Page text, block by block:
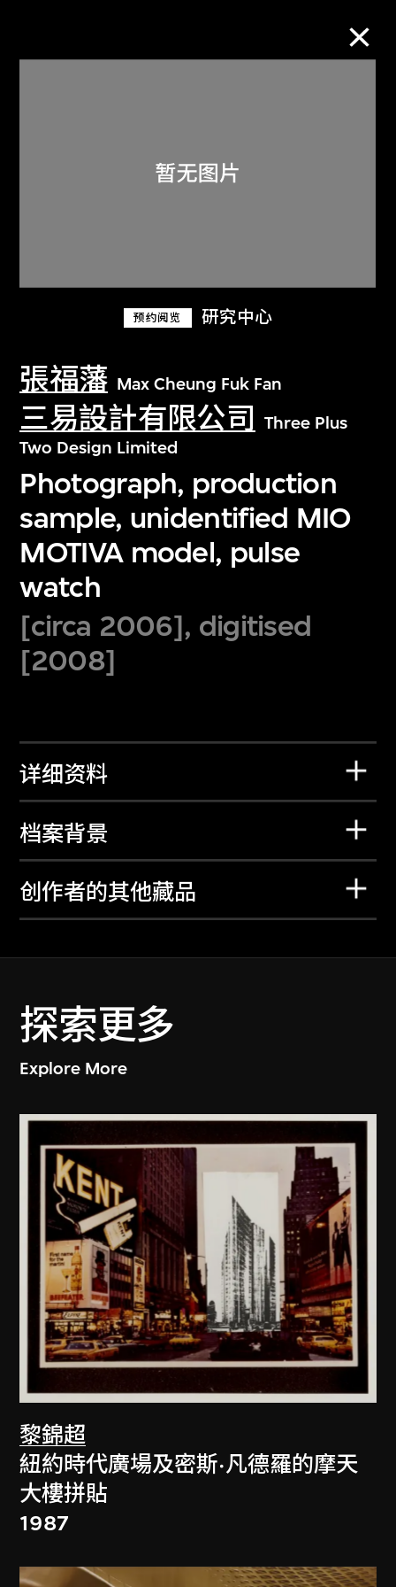
预约阅览 研究中心
張福藩 Max Cheung Fuk Fan
三易設計有限公司
Three Plus
Two Design Limited
Photograph, production
sample, unidentified MIO
MOTIVA model, pulse
watch
[circa 2006], digitised
[2008]
详细资料
档案背景
创作者的其他藏品
探索更多
Explore More
黎錦超
紐約時代廣場及密斯·凡德羅的摩天
大樓拼貼
1987
关于M+藏品
探索世界顶级的二十及二十一世纪视觉
文化藏品。